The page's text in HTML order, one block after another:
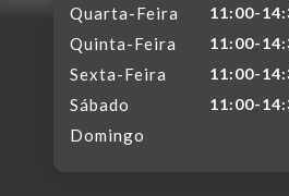
Quarta-Feira 11:00-
Quinta-Feira 11:00-
Sexta-Feira 11:00-
Sábado 11:00-
Domingo